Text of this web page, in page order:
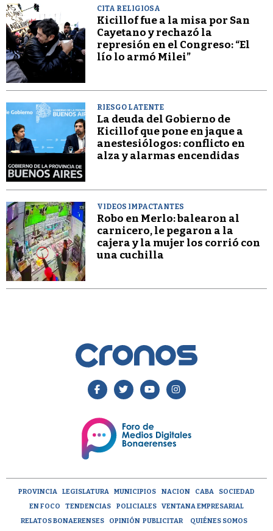
CITA RELIGIOSA
Kicillof fue a la misa por San
Cayetano y rechazó la
represión en el Congreso: “El
lío lo armó Milei”
RIESGO LATENTE
La deuda del Gobierno de
Kicillof que pone en jaque a
anestesiólogos: conflicto en
alza y alarmas encendidas
VIDEOS IMPACTANTES
Robo en Merlo: balearon al
carnicero, le pegaron a la
cajera y la mujer los corrió con
una cuchilla
PROVINCIA LEGISLATURA MUNICIPIOS NACION CABA
SOCIEDAD
EN FOCO
TENDENCIAS POLICIALES
VENTANA EMPRESARIAL
RELATOS BONAERENSES
OPINIÓN PUBLICITAR QUIÉNES SOMOS